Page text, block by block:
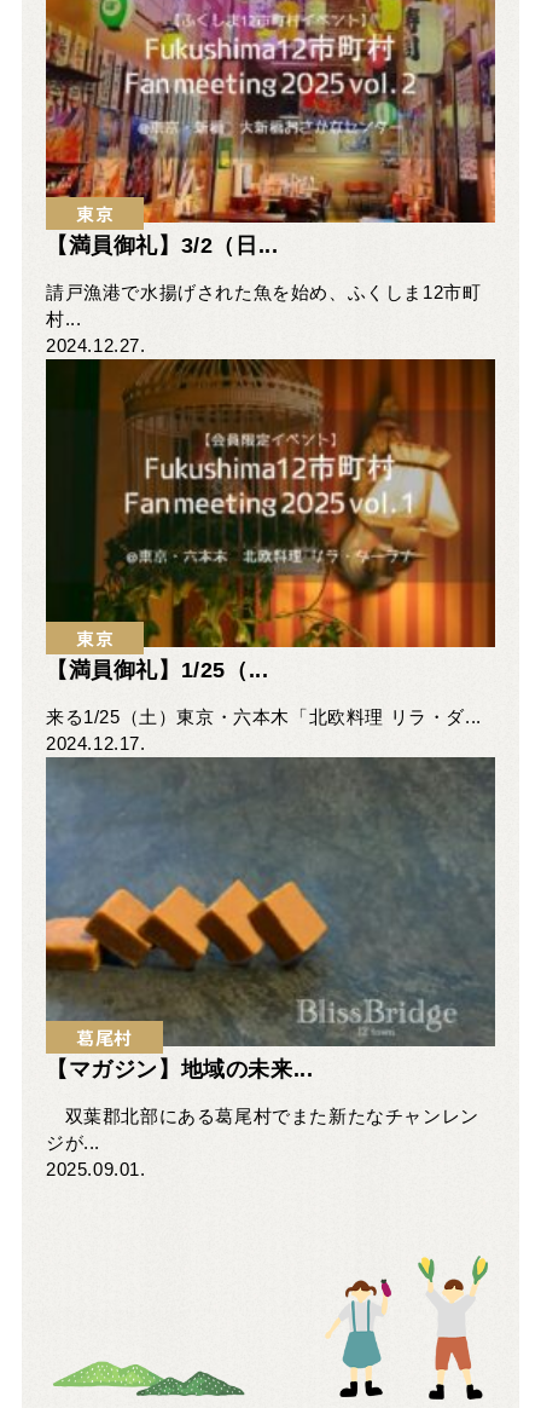
東京
【満員御礼】3/2（日...
請戸漁港で水揚げされた魚を始め、ふくしま12市町
村...
2024.12.27.
東京
【満員御礼】1/25（...
来る1/25（土）東京・六本木「北欧料理 リラ・ダ...
2024.12.17.
葛尾村
【マガジン】地域の未来...
双葉郡北部にある葛尾村でまた新たなチャンレン
ジが...
2025.09.01.